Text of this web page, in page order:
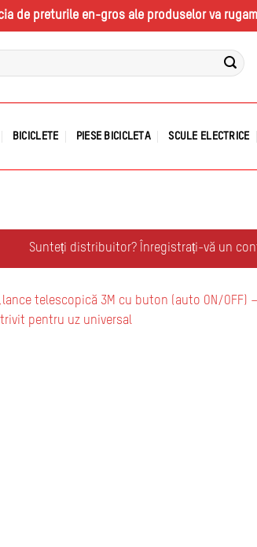
de preturile en-gros ale produselor va
BICICLETE PIESE BICICLETA SCULE ELECTRICE
Sunteți distribuitor? Înregistrați-vă un